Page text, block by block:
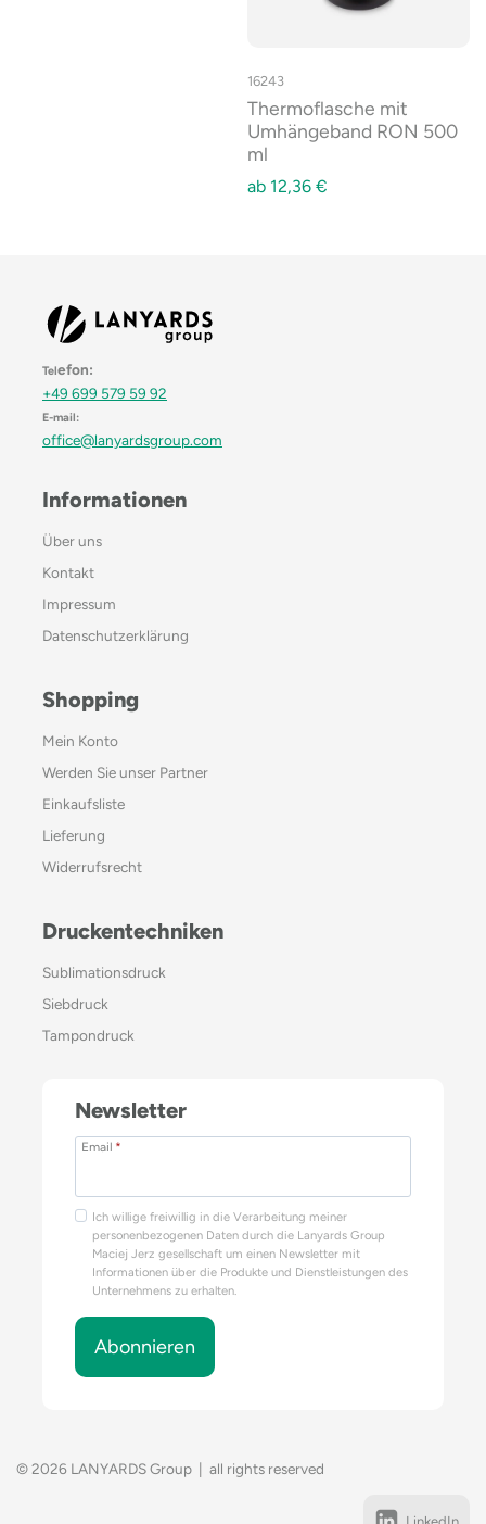
16243
Thermoflasche mit
Umhängeband RON 500
ml
ab 12,36 €
Telefon:
+49 699 579 59 92
E-mail:
office@lanyardsgroup.com
Informationen
Über uns
Kontakt
Impressum
Datenschutzerklärung
Shopping
Mein Konto
Werden Sie unser Partner
Einkaufsliste
Lieferung
Widerrufsrecht
Druckentechniken
Sublimationsdruck
Siebdruck
Tampondruck
Newsletter
Email *
Ich willige freiwillig in die Verarbeitung meiner
personenbezogenen Daten durch die Lanyards Group
Maciej Jerz gesellschaft um einen Newsletter mit
Informationen über die Produkte und Dienstleistungen des
Unternehmens zu erhalten.
Abonnieren
© 2026 LANYARDS Group | all rights reserved